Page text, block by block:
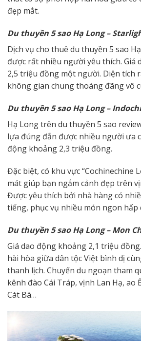
đẹp mắt.
Du thuyền 5 saoHạ Long –
Dịch vụ cho thuê du thuyền 5 sao
được rất nhiều người yêu thích. Giá
2,5 triệu đồng một người. Diện tích
không gian chung thoáng đãng vô
Du thuyền 5 saoHạ Long –
Hạ Long trên du thuyền 5 sao
lựa đúng đắn được nhiều người ưa
động khoảng 2,3 triệu đồng.
Đặc biệt, có khu vực “Cochinechine
mát giúp bạn ngắm cảnh đẹp trên
Được yêu thích bởi nhà hàng có
tiếng, phục vụ nhiều món ngon hấp
Du thuyền 5 saoHạ Long – Mon
Giá dao động khoảng 2,1 triệu
hài hòa giữa dân tộc Việt bình dị
thanh lịch. Chuyến du ngoạn tham
kênh đào Cái Tráp, vịnh Lan Hạ, ao
Cát Bà…